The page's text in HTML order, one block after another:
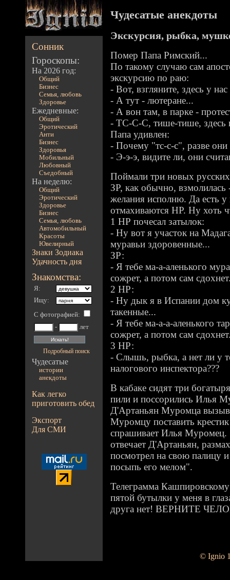
Сонник
Гороскопы:
На 2026 год:
Общий
Бизнес
Семья, любовь
Здоровье
Ежедневные:
Общий
Эротический
Анти
Бизнес
Здоровья
Мобильный
Любовный
Съедобный
На неделю:
Общий
Эротический
Здоровье
Бизнес
Семья, любовь
Автомобильный
Красоты
Ювелирный
Знаки Зодиака
Удачность дня
Знакомства:
Я:
Ищу:
С фотографией:
-
лет
Подробный поиск
Чудесатые
истории
анекдоты
Как легко
приготовить обед
Экспорт
Для СМИ
Чудесатые анекдоты
Экскурсия, рыбка,
Помер Папа Римский...
По такому случаю сам
экскурсию по раю:
- Вот, взгляните, здесь у
- А тут - лютеране...
- А вон там, в парке -
- ТС-С-С, тише-тише, здесь
Папа удивлен:
- Почему "тс-с-с", разве они
- Э-э-э, видите ли, они
Поймали три новых
ЗР, как обычно, взмолилась
желания исполню. Да есть у
отмахиваются НР. Ну хоть
1 НР почесал затылок:
- Ну вот я участок на
муравьи здоровенные...
ЗР:
- Я тебе ма-а-аленького
сожрет, а потом сам
2 НР:
- Ну дык я в Испании дом
такенные...
- Я тебе ма-а-а-аленького
сожрет, а потом сам
3 НР:
- Слышь, рыбка, а нет ли у
налогового инспектора???
В кабаке сидят три
пили и поссорились Илья
Д'Артаньян Муромца
Муромцу поставить
спрашивает Илья Муромец.
отвечает Д'Артаньян,
посмотрел на свою палицу
посыпь его мелом".
Телеграмма
пятой бутылки у меня в
друга нет! ВЕРHИТЕ
© Ignio